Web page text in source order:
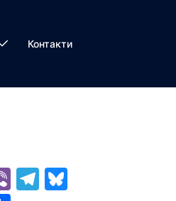
Контакти
ViberTelegram
Bluesky